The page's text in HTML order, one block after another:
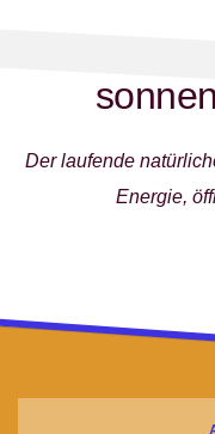
Der laufende
Energie,